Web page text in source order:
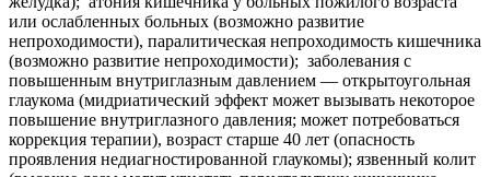
или ослабленных больных (возможно развитие
непроходимости), паралитическая непроходимость кишечника
(возможно развитие непроходимости); заболевания с
повышенным внутриглазным давлением — открытоугольная
глаукома (мидриатический эффект может вызывать некоторое
повышение внутриглазного давления; может потребоваться
коррекция терапии), возраст старше 40 лет (опасность
проявления недиагностированной глаукомы); язвенный колит